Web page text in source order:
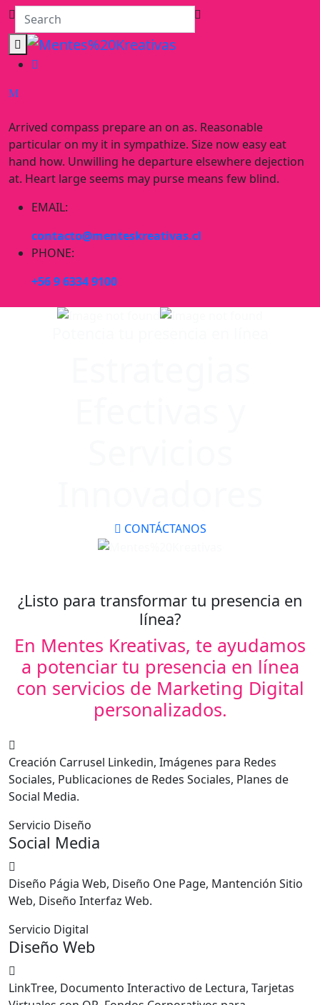
Arrived compass prepare an on as. Reasonable
particular on my it in sympathize. Size now easy eat
hand how. Unwilling he departure elsewhere dejection
at. Heart large seems may purse means few blind.
EMAIL:
contacto@menteskreativas.cl
PHONE:
+56 9 6334 9100
CONTÁCTANOS
¿Listo para transformar tu presencia en
línea?
En Mentes Kreativas, te ayudamos
a potenciar tu presencia en línea
con servicios de Marketing Digital
personalizados.
Creación Carrusel Linkedin, Imágenes para Redes
Sociales, Publicaciones de Redes Sociales, Planes de
Social Media.
Servicio Diseño
Social Media
Diseño Págia Web, Diseño One Page, Mantención Sitio
Web, Diseño Interfaz Web.
Servicio Digital
Diseño Web
LinkTree, Documento Interactivo de Lectura, Tarjetas